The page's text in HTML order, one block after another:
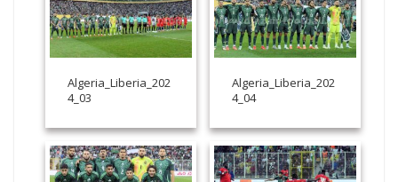
Algeria_Liberia_202
Algeria_Liberia_202